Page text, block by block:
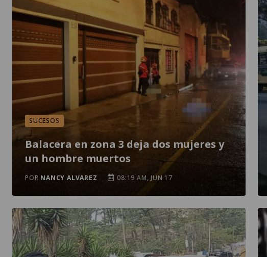
SUCESOS
Balacera en zona 3 deja dos mujeres y
un hombre muertos
POR NANCY ALVAREZ 08:19 AM, JUN 17